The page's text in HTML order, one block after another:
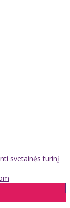
svetainės turinį